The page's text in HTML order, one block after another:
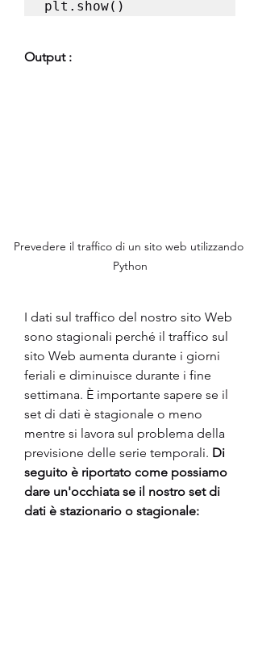
plt.show()
Output :
Prevedere il traffico di un sito web utilizzando
Python
I dati sul traffico del nostro sito Web
sono stagionali perché il traffico sul
sito Web aumenta durante i giorni
feriali e diminuisce durante i fine
settimana. È importante sapere se il
set di dati è stagionale o meno
mentre si lavora sul problema della
previsione delle serie temporali. Di
seguito è riportato come possiamo
dare un'occhiata se il nostro set di
dati è stazionario o stagionale: